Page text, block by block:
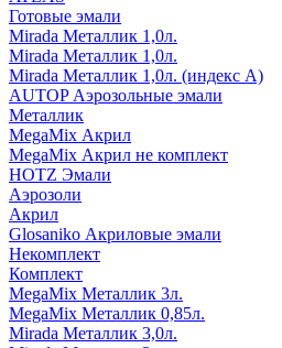
Готовые эмали
Mirada Металлик 1,0л.
Mirada Металлик 1,0л.
Mirada Металлик 1,0л. (индекс А)
AUTOP Аэрозольные эмали
Металлик
MegaMix Акрил
MegaMix Акрил не комплект
HOTZ Эмали
Аэрозоли
Акрил
Glosaniko Акриловые эмали
Некомплект
Комплект
MegaMix Металлик 3л.
MegaMix Металлик 0,85л.
Mirada Металлик 3,0л.